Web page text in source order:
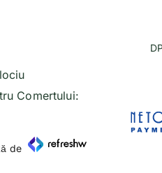
Comertului:
de